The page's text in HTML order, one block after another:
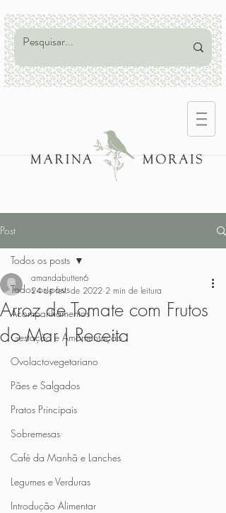
Post
Todos os posts
Acompanhamentos
Gestação e Amamentação
Ovolactovegetariano
Pães e Salgados
Pratos Principais
Sobremesas
Café da Manhã e Lanches
Legumes e Verduras
Introdução Alimentar
Todos os posts
Arroz de Tomate com Frutos
do Mar | Receita
amandabutten6
24 de fev. de 2022 2 min de leitura